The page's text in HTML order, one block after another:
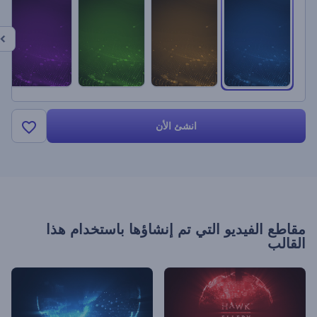
انشئ الأن
مقاطع الفيديو التي تم إنشاؤها باستخدام هذا
القالب